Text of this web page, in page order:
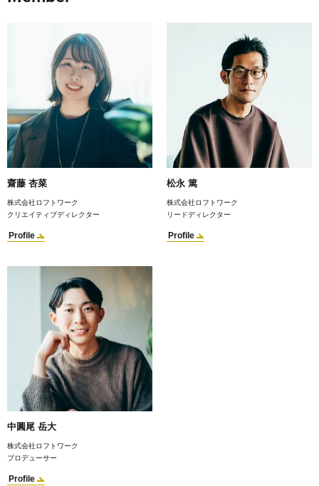
齋藤 杏菜
株式会社ロフトワーク
クリエイティブディレクター
Profile
松永 篤
株式会社ロフトワーク
リードディレクター
Profile
中圓尾 岳大
株式会社ロフトワーク
プロデューサー
Profile